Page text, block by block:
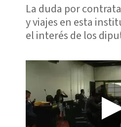
La duda por
y viajes en esta
el interés de los